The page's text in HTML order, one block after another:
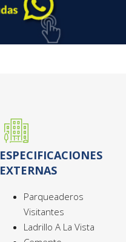
ESPECIFICACIONES
EXTERNAS
Parqueaderos
Visitantes
Ladrillo A La Vista